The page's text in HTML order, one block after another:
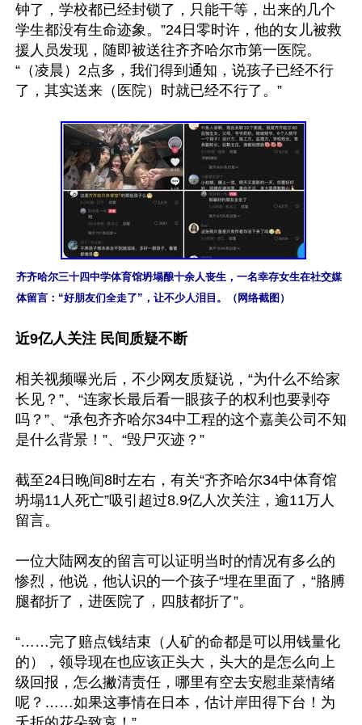
钟了，学校都已经封锁了，只能干等，出来的几个
学生都没有生命迹象。”24日零时许，他的女儿被救
援人员发现，随即被送往齐齐哈尔市第一医院。
“（凌晨）2点多，我们得到通知，说孩子已经不行
了，其实送来（医院）时就已经不行了。”
齐齐哈尔三十四中学体育馆坍塌酿十余人丧生，一名幸存女生在社交媒
体留言：“好朋友们全走了”，让不少人泪目。（网络截图）
近9亿人关注 民间质疑不断
相关视频曝光后，不少网友质疑说，“为什么不给家
长见？”、“连家长最后看一眼孩子的权利也要剥夺
吗？”、“承包齐齐哈尔34中工程的这个嘉美公司不知
是什么背景！”、“毁尸灭迹？”
截至24日晚间8时左右，有关“齐齐哈尔34中体育馆
坍塌11人死亡”吸引超过8.9亿人次关注，逾11万人
留言。
一位大陆网友的留言可以证明当时的情况有多么的
惨烈，他说，他认识的一个孩子“埋在里面了，“胳膊
腿都折了，进医院了，四肢都折了”。
“……完了赔点钱结束（人矿的命都是可以用钱量化
的），领导现在也应该正头大，头大的是怎么向上
级回报，怎么撇清责任，哪里有空去安慰韭菜情绪
呢？……如果这事情在日本，估计岸田得下台！为